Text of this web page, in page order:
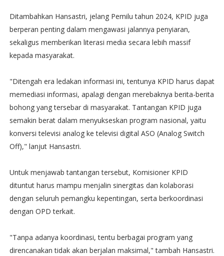
Ditambahkan Hansastri, jelang Pemilu tahun 2024, KPID juga
berperan penting dalam mengawasi jalannya penyiaran,
sekaligus memberikan literasi media secara lebih massif
kepada masyarakat.
"Ditengah era ledakan informasi ini, tentunya KPID harus dapat
memediasi informasi, apalagi dengan merebaknya berita-berita
bohong yang tersebar di masyarakat. Tantangan KPID juga
semakin berat dalam menyukseskan program nasional, yaitu
konversi televisi analog ke televisi digital ASO (Analog Switch
Off)," lanjut Hansastri.
Untuk menjawab tantangan tersebut, Komisioner KPID
dituntut harus mampu menjalin sinergitas dan kolaborasi
dengan seluruh pemangku kepentingan, serta berkoordinasi
dengan OPD terkait.
"Tanpa adanya koordinasi, tentu berbagai program yang
direncanakan tidak akan berjalan maksimal," tambah Hansastri.